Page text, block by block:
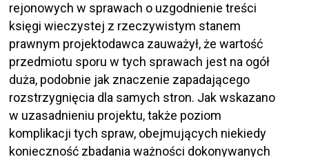
rejonowych w sprawach o uzgodnienie treści
księgi wieczystej z rzeczywistym stanem
prawnym projektodawca zauważył, że wartość
przedmiotu sporu w tych sprawach jest na ogół
duża, podobnie jak znaczenie zapadającego
rozstrzygnięcia dla samych stron. Jak wskazano
w uzasadnieniu projektu, także poziom
komplikacji tych spraw, obejmujących niekiedy
konieczność zbadania ważności dokonywanych